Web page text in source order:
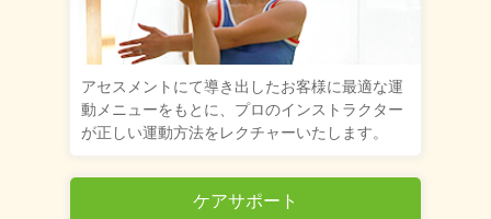
アセスメントにて導き出したお客様に最適な運
動メニューをもとに、プロのインストラクター
が正しい運動方法をレクチャーいたします。
ケアサポート